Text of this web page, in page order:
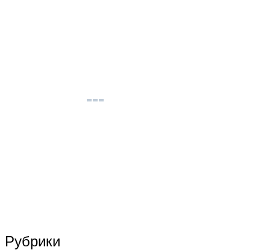
Рубрики